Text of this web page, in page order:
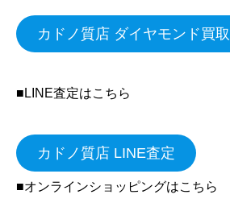
カドノ質店 ダイヤモンド買
■LINE査定はこちら
カドノ質店 LINE査定
■オンラインショッピングはこちら